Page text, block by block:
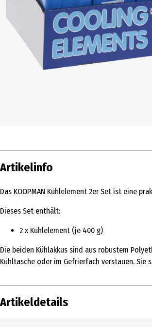
Artikelinfo
Das KOOPMAN Kühlelement 2er Set ist eine
Dieses Set enthält:
2 x Kühlelement (je 400 g)
Die beiden Kühlakkus sind aus robustem
Kühltasche oder im Gefrierfach verstauen. Sie
Artikeldetails